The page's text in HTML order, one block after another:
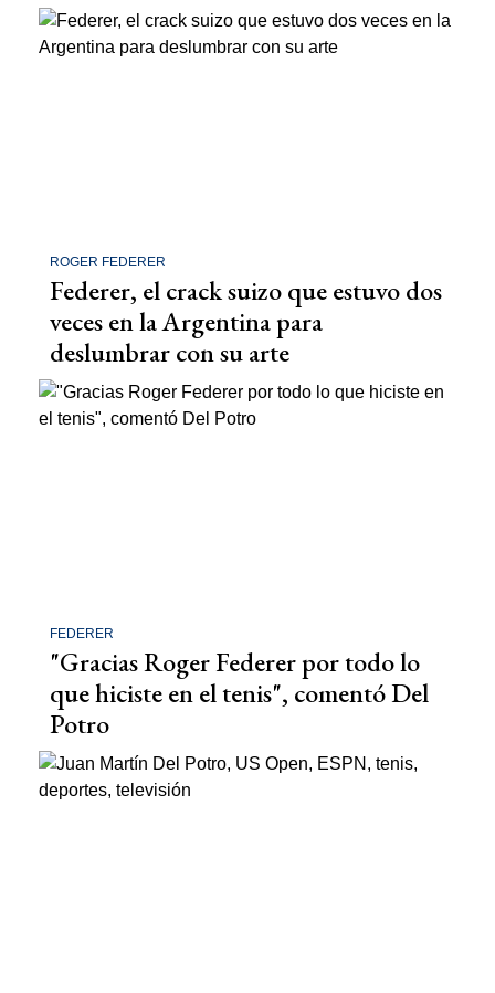
ROGER FEDERER
Federer, el crack suizo que estuvo dos
veces en la Argentina para
deslumbrar con su arte
FEDERER
"Gracias Roger Federer por todo lo
que hiciste en el tenis", comentó Del
Potro